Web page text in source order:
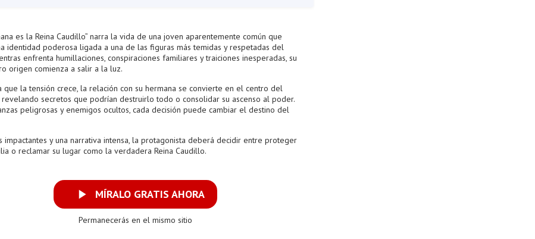
es la Reina Caudillo” narra la vida de una joven aparentemente común que
identidad poderosa ligada a una de las figuras más temidas y respetadas del
enfrenta humillaciones, conspiraciones familiares y traiciones inesperadas, su
origen comienza a salir a la luz.
que la tensión crece, la relación con su hermana se convierte en el centro del
revelando secretos que podrían destruirlo todo o consolidar su ascenso al poder.
peligrosas y enemigos ocultos, cada decisión puede cambiar el destino del
impactantes y una narrativa intensa, la protagonista deberá decidir entre proteger
o reclamar su lugar como la verdadera Reina Caudillo.
MÍRALO GRATIS AHORA
Permanecerás en el mismo sitio